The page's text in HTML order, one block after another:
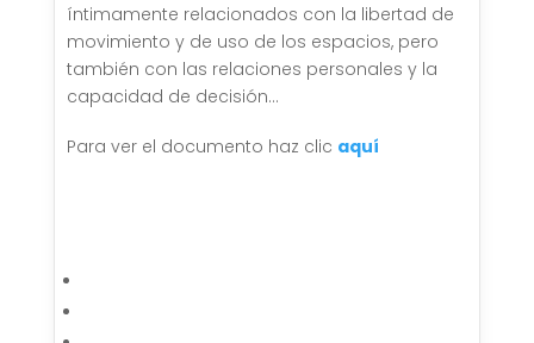
íntimamente relacionados con la libertad de
movimiento y de uso de los espacios, pero
también con las relaciones personales y la
capacidad de decisión...
Para ver el documento haz clic aquí